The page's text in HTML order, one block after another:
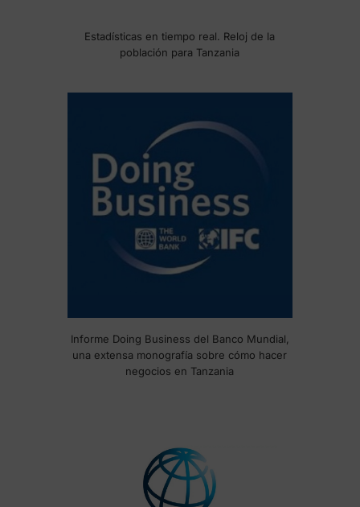
Estadísticas en tiempo real. Reloj de la
población para Tanzania
Informe Doing Business del Banco Mundial,
una extensa monografía sobre cómo hacer
negocios en Tanzania